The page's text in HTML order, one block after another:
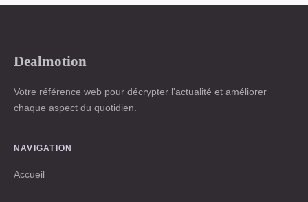
Dealmotion
Votre référence web pour décrypter l'actualité et améliorer
chaque aspect du quotidien.
NAVIGATION
Accueil